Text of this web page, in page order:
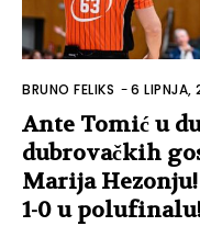
BRUNO FELIKS -6 LIPNJA,
Ante Tomić u
dubrovačkih
Marija
1-0 u